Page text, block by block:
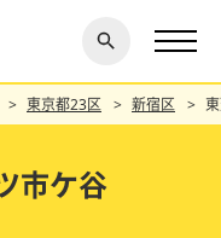
探す
閉じ
る
東京都23区 新宿区
市ケ谷